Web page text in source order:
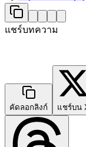
แชร์บทความ
คัดลอกลิงก์ แชร์บน